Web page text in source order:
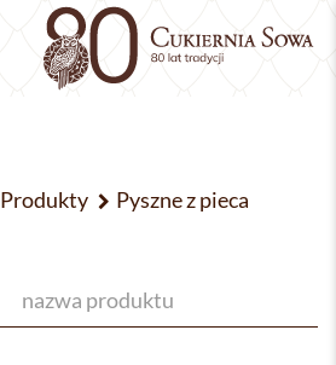
Produkty
Pyszne z pieca